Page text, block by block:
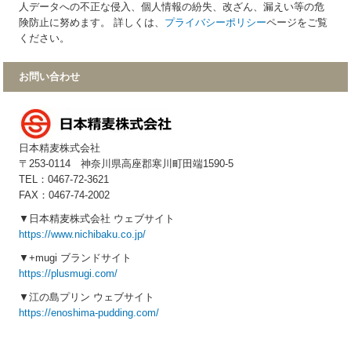
人データへの不正な侵入、個人情報の紛失、改ざん、漏えい等の危
険防止に努めます。 詳しくは、 プライバシーポリシーページをご覧
ください。
お問い合わせ
日本精麦株式会社
〒253-0114 神奈川県高座郡寒川町田端1590-5
TEL：0467-72-3621
FAX：0467-74-2002
▼日本精麦株式会社 ウェブサイト
https://www.nichibaku.co.jp/
▼+mugi ブランドサイト
https://plusmugi.com/
▼江の島プリン ウェブサイト
https://enoshima-pudding.com/